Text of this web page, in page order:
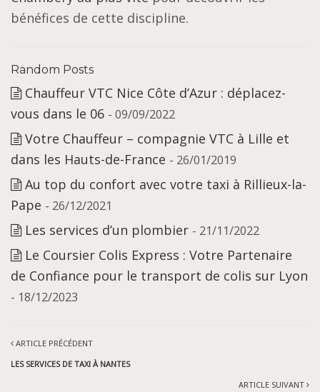
bénéfices de cette discipline.
Random Posts
Chauffeur VTC Nice Côte d’Azur : déplacez-
vous dans le 06 - 09/09/2022
Votre Chauffeur – compagnie VTC à Lille et
dans les Hauts-de-France - 26/01/2019
Au top du confort avec votre taxi à Rillieux-la-
Pape - 26/12/2021
Les services d’un plombier - 21/11/2022
Le Coursier Colis Express : Votre Partenaire
de Confiance pour le transport de colis sur Lyon
- 18/12/2023
ARTICLE PRÉCÉDENT
LES SERVICES DE TAXI À NANTES
ARTICLE SUIVANT